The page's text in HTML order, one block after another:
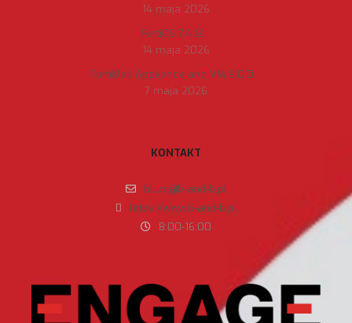
14 maja 2026
FortiOS 7.4.12
14 maja 2026
FortiMail Appliance and VM 8.0.0
7 maja 2026
KONTAKT
biuro@b-and-b.pl
https://www.b-and-b.pl
8:00-16:00